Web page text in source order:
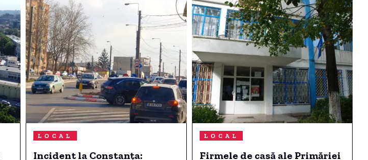
LOCAL
Incident la Constanța:
LOCAL
Firmele de casă ale Primăriei